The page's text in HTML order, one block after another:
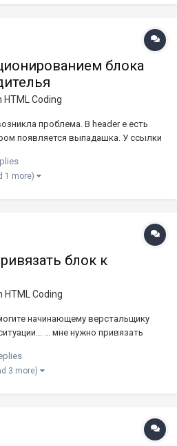
блока
HTML Coding
проблема. В header е есть
появляется выпадашка. У ссылки
Внутри выпашдашки 3
есть теги i и spam для FA иконки
1 more)
блок к
HTML Coding
начинающему верстальщику
... мне нужно привязать
но как удержать этот
размеры данного div-а будут
3 more)